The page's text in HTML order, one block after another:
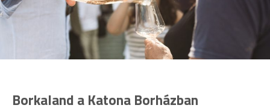
Borkaland a Katona Borházban